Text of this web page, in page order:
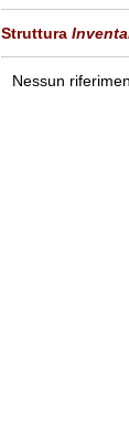
Struttura
Nessun